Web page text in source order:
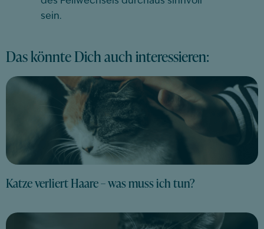
sein.
Das könnte Dich auch interessieren:
Katze verliert Haare – was muss ich tun?